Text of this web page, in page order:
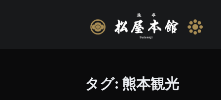
タグ: 熊本観光